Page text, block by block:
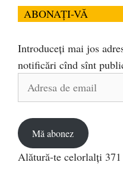
ABONAȚI-VĂ
Introduceți mai jos
notificări cînd sînt
Adresa
Mă abonez
Alătură-te celorlalți 371